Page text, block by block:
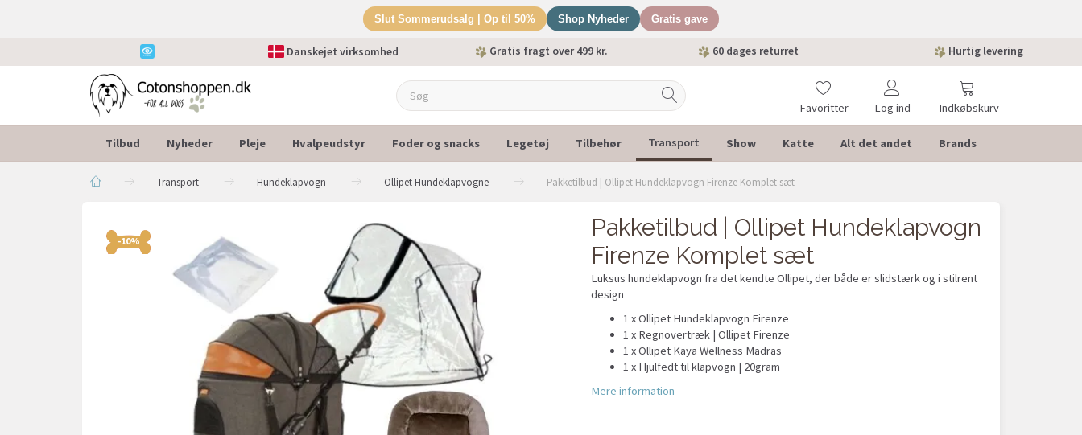
Slut Sommerudsalg | Op til 50% Shop Nyheder Gratis gave
Danskejet virksomhed Gratis fragt over 499 kr. 60 dages returret Hurtig levering
Indkøbskurv
Favoritter Log ind
Tilbud Nyheder Pleje Hvalpeudstyr Foder og snacks Legetøj Tilbehør Transport Show Katte Alt det andet Brands
Transport Hundeklapvogn Ollipet Hundeklapvogne Pakketilbud | Ollipet Hundeklapvogn Firenze Komplet sæt
-10%
Pakketilbud | Ollipet Hundeklapvogn
Firenze Komplet sæt
Luksus hundeklapvogn fra det kendte Ollipet, der både er slidstærk og i stilrent
design
1 x Ollipet Hundeklapvogn Firenze
1 x Regnovertræk | Ollipet Firenze
1 x Ollipet Kaya Wellness Madras
1 x Hjulfedt til klapvogn | 20gram
Mere information